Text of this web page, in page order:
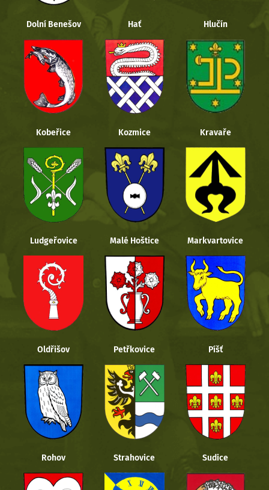
Dolní Benešov Hať Hlučín
Kobeřice Kozmice Kravaře
Ludgeřovice Malé Hoštice Markvartovice
Oldřišov Petřkovice Píšť
Rohov Strahovice Sudice